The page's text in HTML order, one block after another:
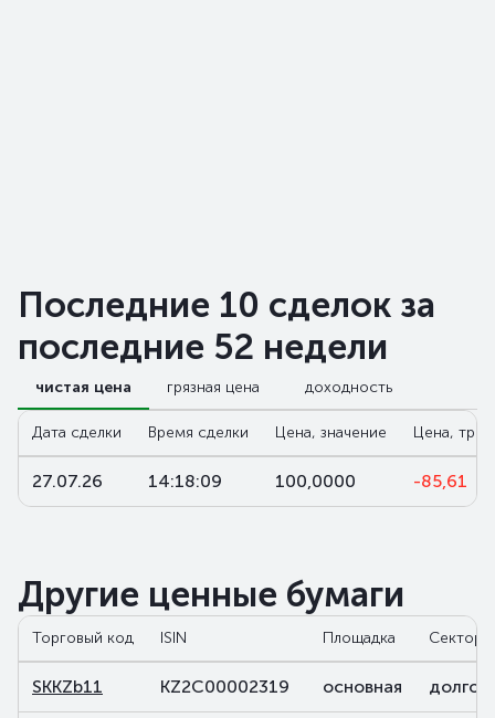
Последние 10 сделок за
последние 52 недели
чистая цена грязная цена доходность
Дата сделки Время сделки Цена, значение Цена,
27.07.26 14:18:09 100,0000 -85,61
Другие ценные бумаги
Торговый код ISIN Площадка Сектор
SKKZb11 KZ2C00002319 основная